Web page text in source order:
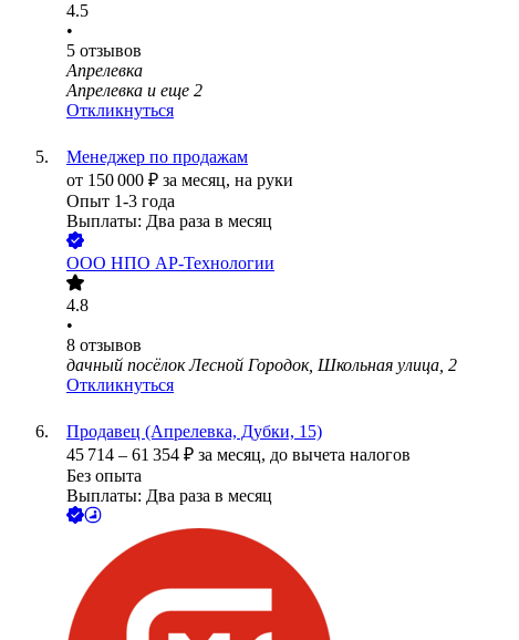
4.5
•
5 отзывов
Апрелевка
Апрелевка и еще 2
Откликнуться
Менеджер по продажам
от 150 000 ₽ за месяц, на руки
Опыт 1-3 года
Выплаты: Два раза в месяц
ООО НПО АР-Технологии
4.8
•
8 отзывов
дачный посёлок Лесной Городок, Школьная улица, 2
Откликнуться
Продавец (Апрелевка, Дубки, 15)
45 714 – 61 354 ₽ за месяц, до вычета налогов
Без опыта
Выплаты: Два раза в месяц